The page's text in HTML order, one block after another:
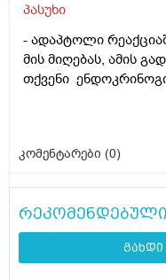
პასუხი
- ადაპტოლი
მის მიღებას, ამის
თქვენი
კომენტარები (0)
რეკომენდებული